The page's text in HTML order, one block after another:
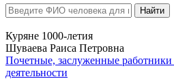
Найти
Куряне 1000-летия
Шуваева Раиса Петровна
Почетные, заслуженные
деятельности